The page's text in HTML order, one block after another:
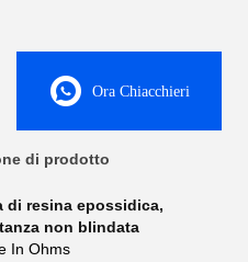
Ora Chiacchieri
di prodotto
di resina epossidica,
non blindata
In Ohms